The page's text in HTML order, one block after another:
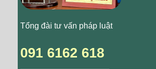
Tổng đài tư vấn pháp luật
091 6162 618